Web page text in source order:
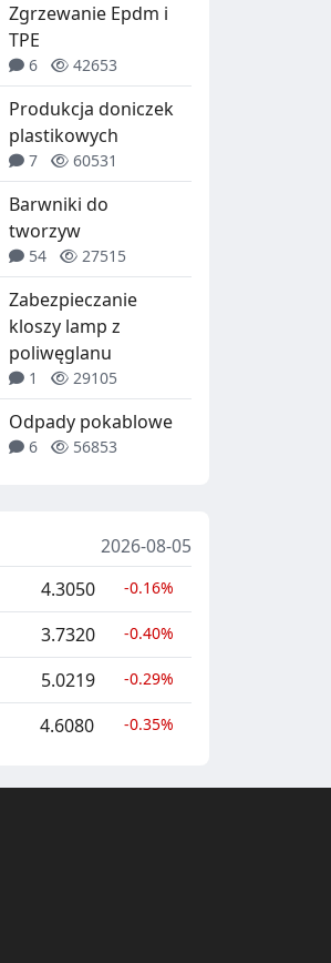
Zgrzewanie Epdm i
TPE
6 42653
Produkcja doniczek
plastikowych
7 60531
Barwniki do
tworzyw
54 27515
Zabezpieczanie
kloszy lamp z
poliwęglanu
1 29105
Odpady pokablowe
6 56853
2026-08-05
4.3050 -0.16%
3.7320 -0.40%
5.0219 -0.29%
4.6080 -0.35%